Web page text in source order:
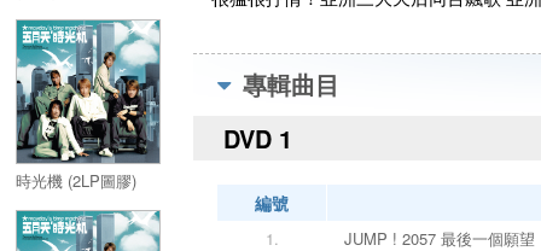
時光機 (2LP圖膠)
專輯曲目
DVD 1
編號
1.
JUMP ! 2057 最後一個願望